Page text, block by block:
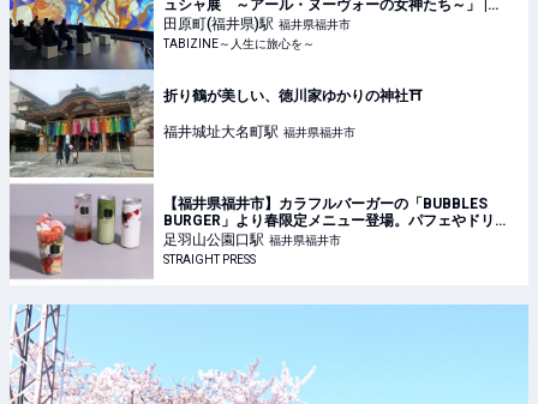
ュシャ展 ～アール・ヌーヴォーの女神たち～」 |
TABIZINE～人生に旅心を～
田原町(福井県)駅 福井県福井市
TABIZINE～人生に旅心を～
折り鶴が美しい、徳川家ゆかりの神社⛩️
福井城址大名町駅 福井県福井市
【福井県福井市】カラフルバーガーの「BUBBLES
BURGER」より春限定メニュー登場。パフェやドリン
クなど
足羽山公園口駅 福井県福井市
STRAIGHT PRESS